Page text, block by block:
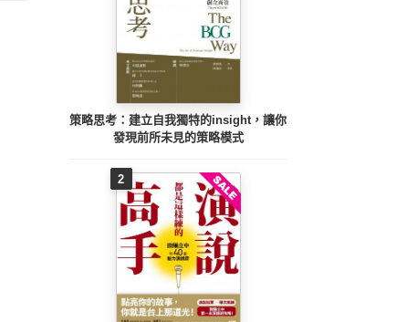
策略思考：建立自我獨特的insight，讓你
發現前所未見的策略模式
2